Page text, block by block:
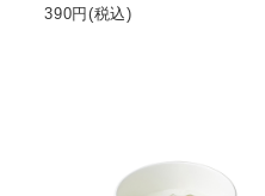
390円(税込)